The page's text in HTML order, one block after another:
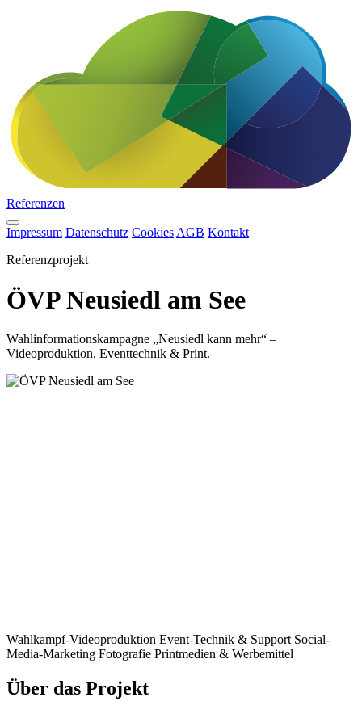
Referenzen
Impressum Datenschutz Cookies AGB Kontakt
Referenzprojekt
ÖVP Neusiedl am See
Wahlinformationskampagne „Neusiedl kann mehr“ –
Videoproduktion, Eventtechnik & Print.
Wahlkampf-Videoproduktion Event-Technik & Support Social-
Media-Marketing Fotografie Printmedien & Werbemittel
Über das Projekt